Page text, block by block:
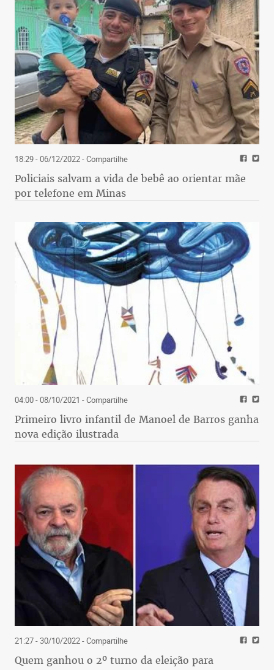
18:29 - 06/12/2022- Compartilhe
Policiais salvam a vida de bebê ao orientar mãe
por telefone em Minas
04:00 - 08/10/2021 - Compartilhe
Primeiro livro infantil de Manoel de Barros ganha
nova edição ilustrada
21:27 - 30/10/2022- Compartilhe
Quem ganhou o 2º turno da eleição para